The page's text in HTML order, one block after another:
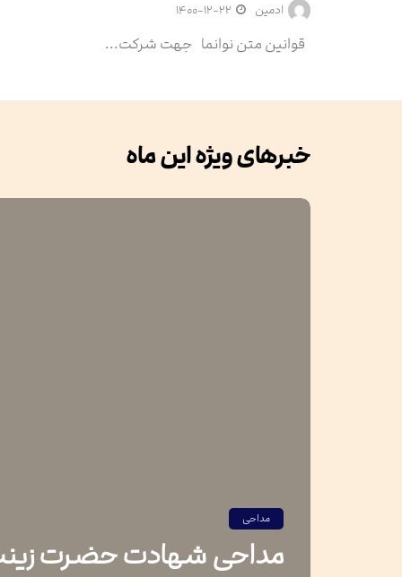
ادمین ۱۴۰۰-۱۲-۲۲
قوانین متن نوانما جهت شرکت...
خبرهای ویژه این ماه
مداحی
مداحی شهادت حضرت